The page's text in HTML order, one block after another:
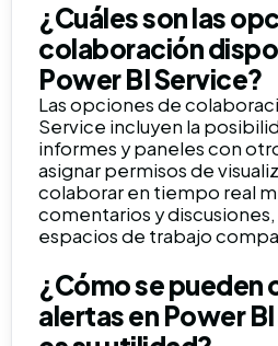
¿Cuáles son las
colaboración
Power BI Service?
Las opciones de
Service incluyen la
informes y paneles con
asignar permisos de
colaborar en tiempo real
comentarios y
espacios de trabajo
¿Cómo se pueden
alertas en Power